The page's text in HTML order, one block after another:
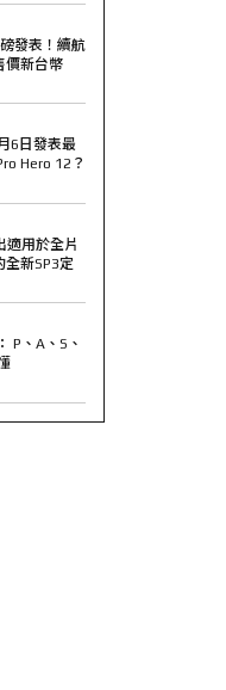
發表！續航
價新台幣
6日發表最
Hero 12？
適用於全片
全新SP3定
P、A、S、